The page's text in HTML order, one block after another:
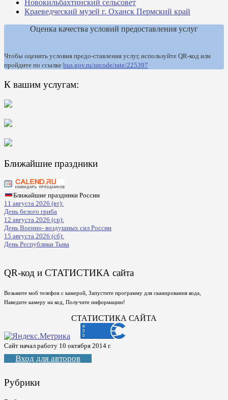
Новокильбахтинский сельсовет
Краеведческий музей г. Оханск Пермский край
Оценка качества условий предоставления услуг
Чтобы оценить условия предо-ставления услуг, используйте QR-код или
пройдите по ссылке bus.gov.ru/qrcode/rate/225397
К вашим услугам:
Ближайшие праздники
Ближайшие праздники России
11 августа 2026 (вт):
День белого гриба
12 августа 2026 (ср):
День Военно- воздушных сил России
15 августа 2026 (сб):
День Республики Тыва
QR-код и СТАТИСТИКА сайта
Возьмите моб телефон с камерой, Запустите программу для сканирования кода,
Наведите камеру на код, Получите информацию!
СТАТИСТИКА САЙТА
Сайт начал работу 10 октября 2014 г.
Вход для авторов
Рубрики